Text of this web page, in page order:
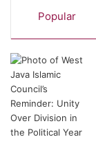
Popular